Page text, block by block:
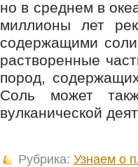
но в среднем в
миллионы лет
содержащими
растворенные
пород,
Соль может
вулканической
Рубрика: Узнаем о